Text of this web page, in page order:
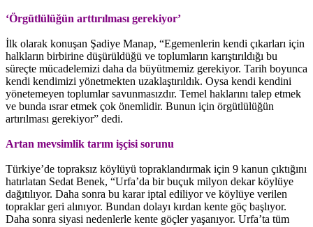
‘Örgütlülüğün arttırılması gerekiyor’
İlk olarak konuşan Şadiye Manap, “Egemenlerin kendi çıkarları için
halkların birbirine düşürüldüğü ve toplumların karıştırıldığı bu
süreçte mücadelemizi daha da büyütmemiz gerekiyor. Tarih boyunca
kendi kendimizi yönetmekten uzaklaştırıldık. Oysa kendi kendini
yönetemeyen toplumlar savunmasızdır. Temel haklarını talep etmek
ve bunda ısrar etmek çok önemlidir. Bunun için örgütlülüğün
artırılması gerekiyor” dedi.
Artan mevsimlik tarım işçisi sorunu
Türkiye’de topraksız köylüyü topraklandırmak için 9 kanun çıktığını
hatırlatan Sedat Benek, “Urfa’da bir buçuk milyon dekar köylüye
dağıtılıyor. Daha sonra bu karar iptal ediliyor ve köylüye verilen
topraklar geri alınıyor. Bundan dolayı kırdan kente göç başlıyor.
Daha sonra siyasi nedenlerle kente göçler yaşanıyor. Urfa’ta tüm